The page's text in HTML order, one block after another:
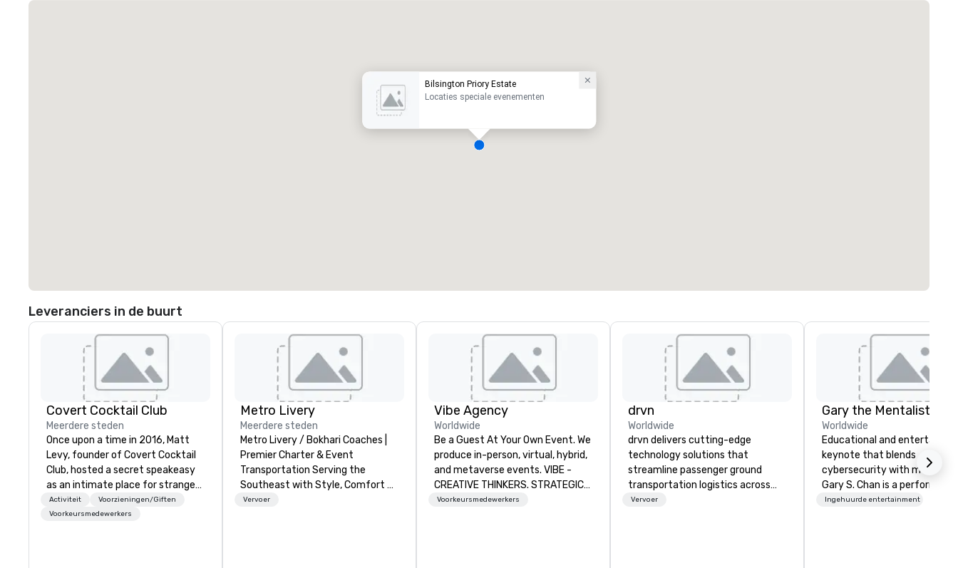
Bilsington Priory Estate
Locaties speciale evenementen
Leveranciers in de buurt
Covert Cocktail Club
Meerdere steden
Once upon a time in 2016, Matt
Levy, founder of Covert Cocktail
Club, hosted a secret speakeasy
as an intimate place for strangers
to gather in his home. The only
way to find out about it was via
Activiteit
Voorzieningen/Giften
Voorkeursmedewerkers
Metro Livery
Meerdere steden
Metro Livery / Bokhari Coaches |
Premier Charter & Event
Transportation Serving the
Southeast with Style, Comfort &
Reliability Whether you're planning
Vervoer
Vibe Agency
Worldwide
Be a Guest At Your Own Event. We
produce in-person, virtual, hybrid,
and metaverse events. VIBE -
CREATIVE THINKERS. STRATEGIC
DOERS. Companies that will thrive
Voorkeursmedewerkers
drvn
Worldwide
drvn delivers cutting-edge
technology solutions that
streamline passenger ground
transportation logistics across
more than 200 countries, 400
Vervoer
Gary the Mentalist
Worldwide
Educational and entertaining
keynote that blends
cybersecurity with
Gary S. Chan is a performing
mentalist known for blending
Ingehuurde entertainment